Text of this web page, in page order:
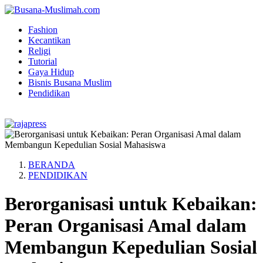
Fashion
Kecantikan
Religi
Tutorial
Gaya Hidup
Bisnis Busana Muslim
Pendidikan
BERANDA
PENDIDIKAN
Berorganisasi untuk Kebaikan:
Peran Organisasi Amal dalam
Membangun Kepedulian Sosial